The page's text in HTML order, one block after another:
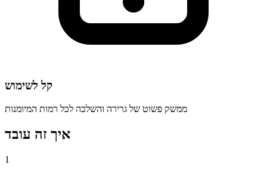
קל לשימוש
ממשק פשוט של גרירה והשלכה לכל רמות המיומנות
איך זה עובד
1